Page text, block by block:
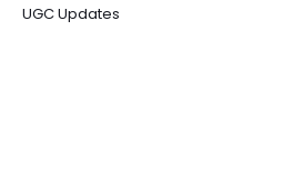
UGC Updates